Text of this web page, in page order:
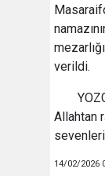
verildi.
Allahtan
14/02/2026